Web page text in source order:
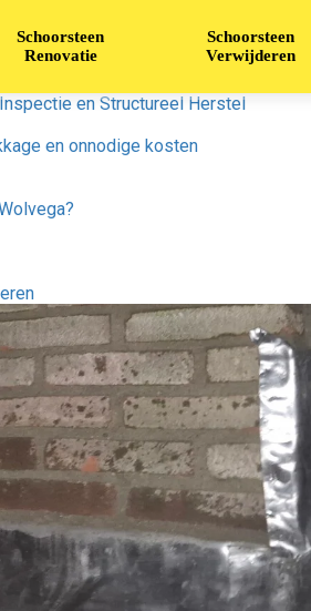
Schoorsteen
Renovatie
Schoorsteen
Verwijderen
en Structureel Herstel
en onnodige kosten